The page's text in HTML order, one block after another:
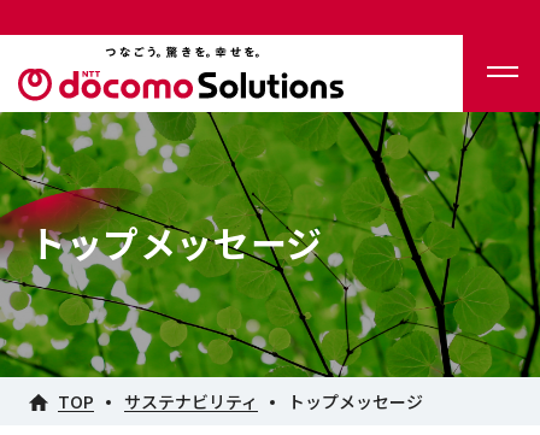
トップメッセージ
TOP サステナビリティ トップメッセージ